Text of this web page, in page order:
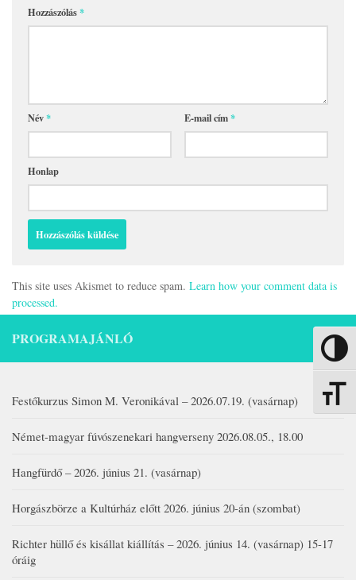
Nagy
Hozzászólás*
Név* E-mail cím*
Honlap
This site uses Akismet to reduce spam. Learn how your comment data is
processed.
PROGRAMAJÁNLÓ
Festőkurzus Simon M. Veronikával – 2026.07.19. (vasárnap)
Német-magyar fúvószenekari hangverseny 2026.08.05., 18.00
Hangfürdő – 2026. június 21. (vasárnap)
Horgászbörze a Kultúrház előtt 2026. június 20-án (szombat)
Richter hüllő és kisállat kiállítás – 2026. június 14. (vasárnap) 15-17
óráig